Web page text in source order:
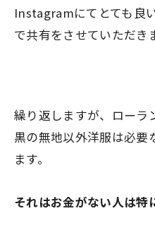
Instagramにてとても良
で共有をさせていただき
繰り返しますが、ローラ
黒の無地以外洋服は必要
ます。
それはお金がない人は特